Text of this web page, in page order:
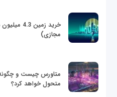
خرید
مجازی)
متاورس چیست و چگونه
متحول خواهد کرد؟